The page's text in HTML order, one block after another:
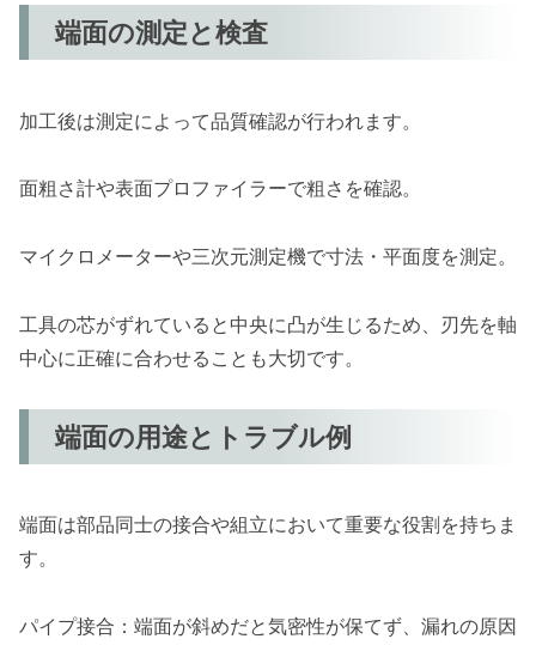
端面の測定と検査
加工後は測定によって品質確認が行われます。
面粗さ計や表面プロファイラーで粗さを確認。
マイクロメーターや三次元測定機で寸法・平面度を測定。
工具の芯がずれていると中央に凸が生じるため、刃先を軸
中心に正確に合わせることも大切です。
端面の用途とトラブル例
端面は部品同士の接合や組立において重要な役割を持ちま
す。
パイプ接合：端面が斜めだと気密性が保てず、漏れの原因